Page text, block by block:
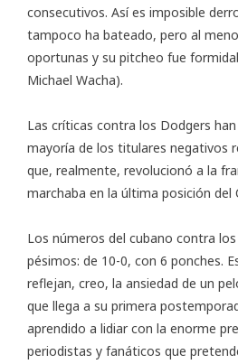
consecutivos. Así es imposible
tampoco ha bateado, pero al
oportunas y su pitcheo fue
Michael Wacha).
Las críticas contra los Dodgers
mayoría de los titulares negativos
que, realmente, revolucionó a la
marchaba en la última posición del
Los números del cubano contra
pésimos: de 10-0, con 6 ponches.
reflejan, creo, la ansiedad de un
que llega a su primera
aprendido a lidiar con la enorme
periodistas y fanáticos que